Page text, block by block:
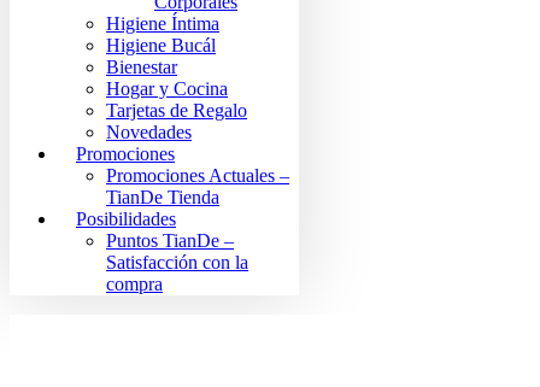
Higiene Íntima
Higiene Bucál
Bienestar
Hogar y Cocina
Tarjetas de Regalo
Novedades
Promociones
Promociones Actuales –
TianDe Tienda
Posibilidades
Puntos TianDe –
Satisfacción con la
compra